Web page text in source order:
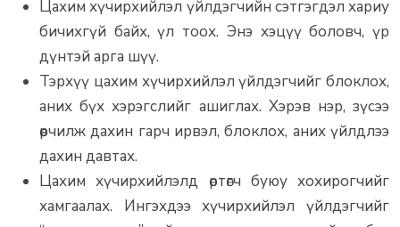
Цахим хүчирхийлэл үйлдэгчийн сэтгэгдэл хариу
бичихгүй байх, үл тоох. Энэ хэцүү боловч, үр
дүнтэй арга шүү.
Тэрхүү цахим хүчирхийлэл үйлдэгчийг блоклох,
аних бүх хэрэгслийг ашиглах. Хэрэв нэр, зүсээ
өөрчилж дахин гарч ирвэл, блоклох, аних үйлдлээ
дахин давтах.
Цахим хүчирхийлэлд өртөгч буюу хохирогчийг
хамгаалах. Ингэхдээ хүчирхийлэл үйлдэгчийг